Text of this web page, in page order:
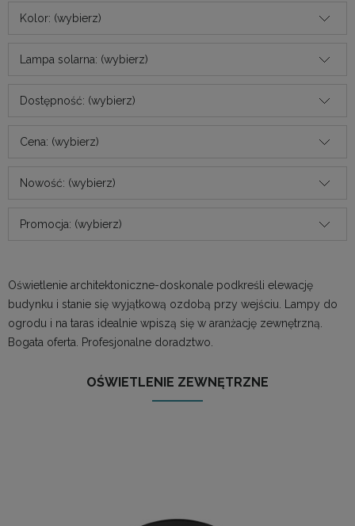
Kolor: (wybierz)
Lampa solarna: (wybierz)
Dostępność: (wybierz)
Cena: (wybierz)
Nowość: (wybierz)
Promocja: (wybierz)
Oświetlenie architektoniczne-doskonale podkreśli elewację
budynku i stanie się wyjątkową ozdobą przy wejściu. Lampy do
ogrodu i na taras idealnie wpiszą się w aranżację zewnętrzną.
Bogata oferta. Profesjonalne doradztwo.
OŚWIETLENIE ZEWNĘTRZNE